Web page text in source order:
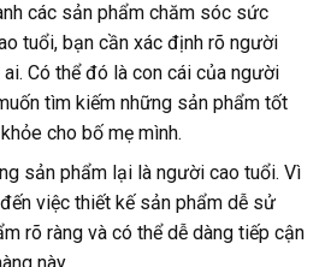
các sản phẩm chăm sóc sức
tuổi, bạn cần xác định rõ người
Có thể đó là con cái của người
tìm kiếm những sản phẩm tốt
cho bố mẹ mình.
sản phẩm lại là người cao tuổi. Vì
việc thiết kế sản phẩm dễ sử
rõ ràng và có thể dễ dàng tiếp cận